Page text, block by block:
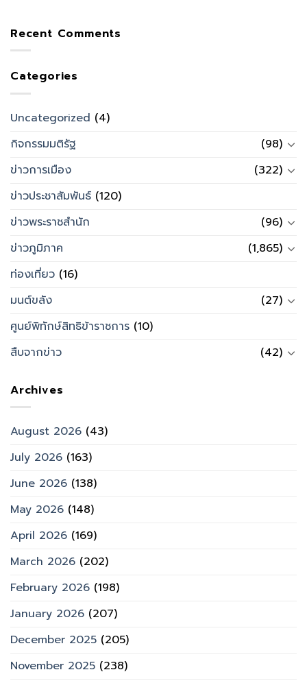
Recent Comments
Categories
Uncategorized (4)
กิจกรรมมติรัฐ
(98)
ข่าวการเมือง
(322)
ข่าวประชาสัมพันธ์ (120)
ข่าวพระราชสำนัก
(96)
ข่าวภูมิภาค
(1,865)
ท่องเที่ยว (16)
มนต์ขลัง
(27)
ศูนย์พิทักษ์สิทธิข้าราชการ (10)
สืบจากข่าว
(42)
Archives
August 2026 (43)
July 2026 (163)
June 2026 (138)
May 2026 (148)
April 2026 (169)
March 2026 (202)
February 2026 (198)
January 2026 (207)
December 2025 (205)
November 2025 (238)